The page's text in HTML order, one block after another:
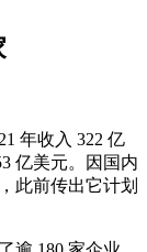
年收入 322 亿
亿美元。因国内
此前传出它计划